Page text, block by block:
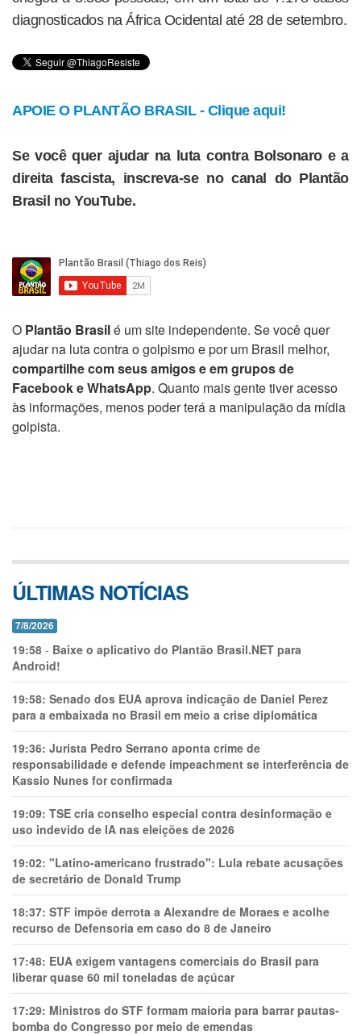
diagnosticados na África Ocidental até 28 de setembro.
APOIE O PLANTÃO BRASIL - Clique aqui!
Se você quer ajudar na luta contra Bolsonaro e a
direita fascista, inscreva-se no canal do Plantão
Brasil no YouTube.
O Plantão Brasilé um site independente. Se você quer
ajudar na luta contra o golpismo e por um Brasil melhor,
compartilhe com seus amigos e em grupos de
Facebook e WhatsApp. Quanto mais gente tiver acesso
às informações, menos poder terá a manipulação da mídia
golpista.
ÚLTIMAS NOTÍCIAS
7/8/2026
19:58 - Baixe o aplicativo do Plantão Brasil.NET para
Android!
19:58: Senado dos EUA aprova indicação de Daniel Perez
para a embaixada no Brasil em meio a crise diplomática
19:36: Jurista Pedro Serrano aponta crime de
responsabilidade e defende impeachment se interferência de
Kassio Nunes for confirmada
19:09: TSE cria conselho especial contra desinformação e
uso indevido de IA nas eleições de 2026
19:02: "Latino-americano frustrado": Lula rebate acusações
de secretário de Donald Trump
18:37: STF impõe derrota a Alexandre de Moraes e acolhe
recurso de Defensoria em caso do 8 de Janeiro
17:48: EUA exigem vantagens comerciais do Brasil para
liberar quase 60 mil toneladas de açúcar
17:29: Ministros do STF formam maioria para barrar pautas-
bomba do Congresso por meio de emendas